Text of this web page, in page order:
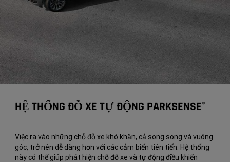
HỆ THỐNG ĐỖ XE TỰ ĐỘNG PARKSENSE®
Việc ra vào những chỗ đỗ xe khó khăn, cả song song và vuông
góc, trở nên dễ dàng hơn với các cảm biến tiên tiến. Hệ thống
này có thể giúp phát hiện chỗ đỗ xe và tự động điều khiển